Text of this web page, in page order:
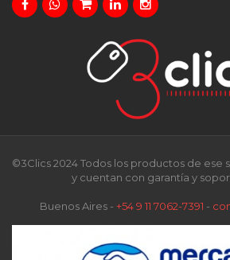
©3Clics 2024 Todos los productos de ese
y cuentan con garantía y
Buenos Aires - +54 9 11 7062-7391 -